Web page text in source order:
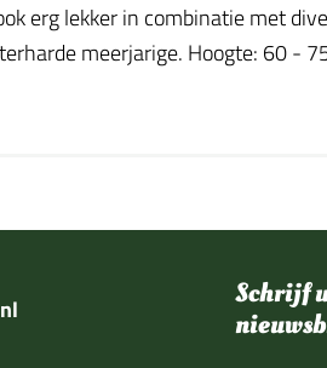
erg lekker in combinatie met
meerjarige. Hoogte: 60 -
Schrijf